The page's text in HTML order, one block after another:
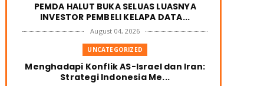
PEMDA HALUT BUKA SELUAS LUASNYA
INVESTOR PEMBELI KELAPA DATA...
August 04, 2026
UNCATEGORIZED
Menghadapi Konflik AS-Israel dan Iran:
Strategi Indonesia Me...